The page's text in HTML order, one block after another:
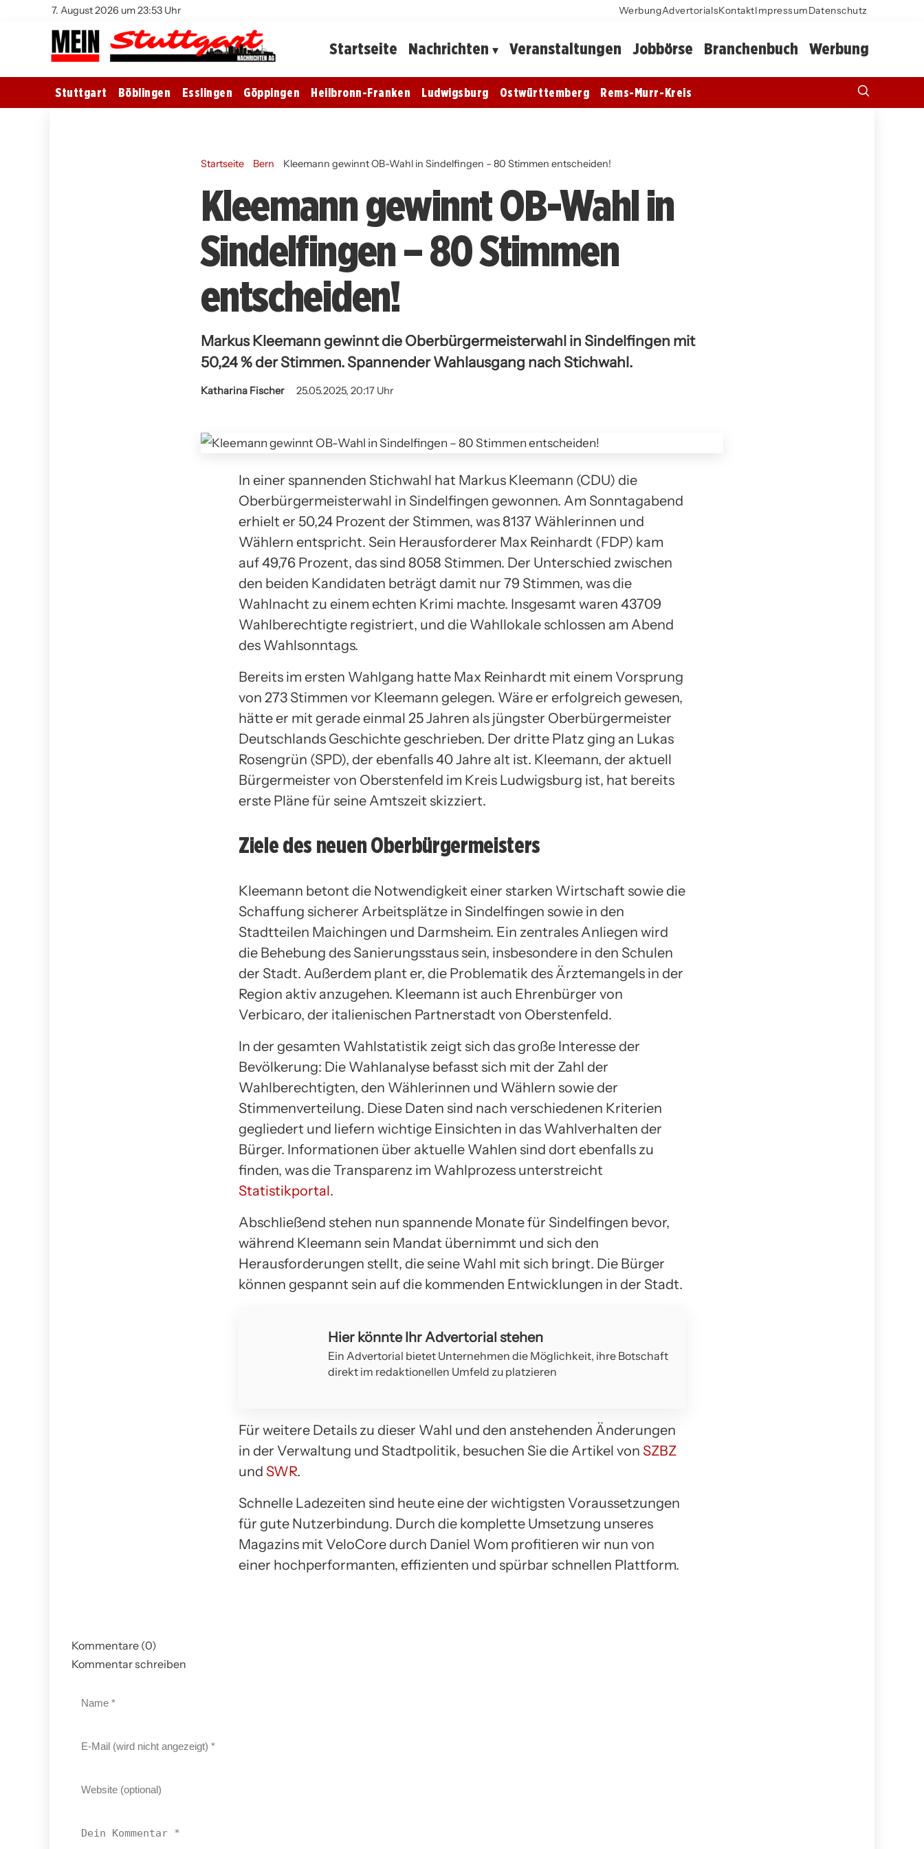
7. August 2026 um 23:53 Uhr WerbungAdvertorialsKontaktImpressumDatenschutz
Startseite Nachrichten Veranstaltungen Jobbörse Branchenbuch Werbung
Stuttgart Böblingen Esslingen Göppingen Heilbronn-Franken Ludwigsburg Ostwürttemberg Rems-Murr-Kreis
Startseite Bern Kleemann gewinnt OB-Wahl in Sindelfingen – 80 Stimmen entscheiden!
Kleemann gewinnt OB-Wahl in
Sindelfingen – 80 Stimmen
entscheiden!
Markus Kleemann gewinnt die Oberbürgermeisterwahl in Sindelfingen mit
50,24 % der Stimmen. Spannender Wahlausgang nach Stichwahl.
Katharina Fischer 25.05.2025, 20:17 Uhr
In einer spannenden Stichwahl hat Markus Kleemann (CDU) die
Oberbürgermeisterwahl in Sindelfingen gewonnen. Am Sonntagabend
erhielt er 50,24 Prozent der Stimmen, was 8137 Wählerinnen und
Wählern entspricht. Sein Herausforderer Max Reinhardt (FDP) kam
auf 49,76 Prozent, das sind 8058 Stimmen. Der Unterschied zwischen
den beiden Kandidaten beträgt damit nur 79 Stimmen, was die
Wahlnacht zu einem echten Krimi machte. Insgesamt waren 43709
Wahlberechtigte registriert, und die Wahllokale schlossen am Abend
des Wahlsonntags.
Bereits im ersten Wahlgang hatte Max Reinhardt mit einem Vorsprung
von 273 Stimmen vor Kleemann gelegen. Wäre er erfolgreich gewesen,
hätte er mit gerade einmal 25 Jahren als jüngster Oberbürgermeister
Deutschlands Geschichte geschrieben. Der dritte Platz ging an Lukas
Rosengrün (SPD), der ebenfalls 40 Jahre alt ist. Kleemann, der aktuell
Bürgermeister von Oberstenfeld im Kreis Ludwigsburg ist, hat bereits
erste Pläne für seine Amtszeit skizziert.
Ziele des neuen Oberbürgermeisters
Kleemann betont die Notwendigkeit einer starken Wirtschaft sowie die
Schaffung sicherer Arbeitsplätze in Sindelfingen sowie in den
Stadtteilen Maichingen und Darmsheim. Ein zentrales Anliegen wird
die Behebung des Sanierungsstaus sein, insbesondere in den Schulen
der Stadt. Außerdem plant er, die Problematik des Ärztemangels in der
Region aktiv anzugehen. Kleemann ist auch Ehrenbürger von
Verbicaro, der italienischen Partnerstadt von Oberstenfeld.
In der gesamten Wahlstatistik zeigt sich das große Interesse der
Bevölkerung: Die Wahlanalyse befasst sich mit der Zahl der
Wahlberechtigten, den Wählerinnen und Wählern sowie der
Stimmenverteilung. Diese Daten sind nach verschiedenen Kriterien
gegliedert und liefern wichtige Einsichten in das Wahlverhalten der
Bürger. Informationen über aktuelle Wahlen sind dort ebenfalls zu
finden, was die Transparenz im Wahlprozess unterstreicht
Statistikportal.
Abschließend stehen nun spannende Monate für Sindelfingen bevor,
während Kleemann sein Mandat übernimmt und sich den
Herausforderungen stellt, die seine Wahl mit sich bringt. Die Bürger
können gespannt sein auf die kommenden Entwicklungen in der Stadt.
Hier könnte Ihr Advertorial stehen
Ein Advertorial bietet Unternehmen die Möglichkeit, ihre Botschaft
direkt im redaktionellen Umfeld zu platzieren
Für weitere Details zu dieser Wahl und den anstehenden Änderungen
in der Verwaltung und Stadtpolitik, besuchen Sie die Artikel von SZBZ
und SWR.
Schnelle Ladezeiten sind heute eine der wichtigsten Voraussetzungen
für gute Nutzerbindung. Durch die komplette Umsetzung unseres
Magazins mit VeloCore durch Daniel Wom profitieren wir nun von
einer hochperformanten, effizienten und spürbar schnellen Plattform.
Kommentare (0)
Kommentar schreiben